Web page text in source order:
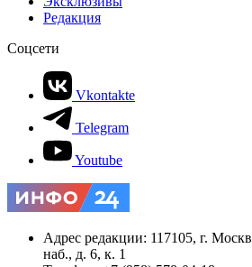
Редакция
Соцсети
Vkontakte
Telegram
Youtube
Адрес редакции: 117105, г.
наб., д. 6, к. 1